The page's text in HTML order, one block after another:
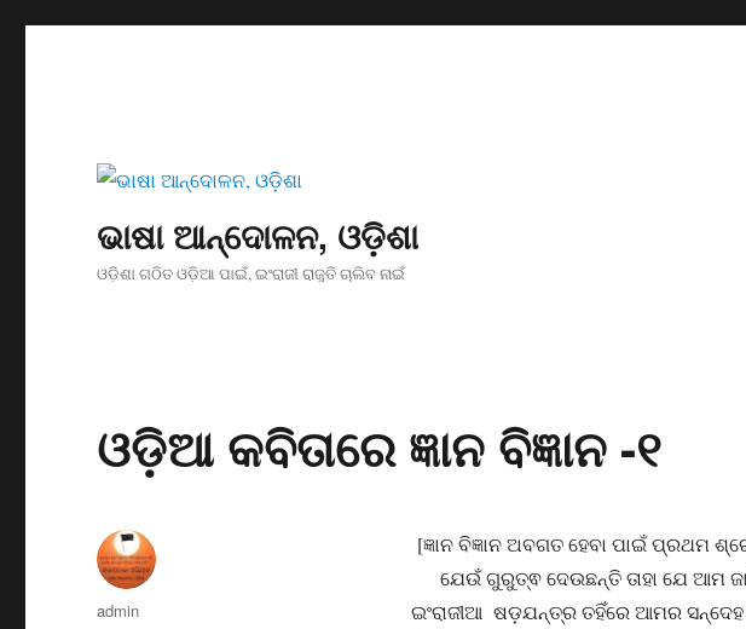
ଭାଷା ଆନ୍ଦୋଳନ, ଓଡ଼ିଶା
ଓଡ଼ିଶା ଗଠିତ ଓଡ଼ିଆ ପାଇଁ, ଇଂରାଜୀ ରାଜୁତି ଚାଲିବ ନାଇଁ
ଓଡ଼ିଆ କବିତାରେ ଜ୍ଞାନ ବିଜ୍ଞାନ -୧
[ଜ୍ଞାନ ବିଜ୍ଞାନ ଅବଗତ ହେବା ପାଇଁ ପ୍ରଥମ
ଯେଉଁ ଗୁରୁତ୍ଵ ଦେଉଛନ୍ତି ତାହା ଯେ ଆମ
ଇଂରାଜୀଆ ଷଡ଼ଯନ୍ତ୍ର ତହିଁରେ ଆମର ସନ୍ଦେହ
Author
admin